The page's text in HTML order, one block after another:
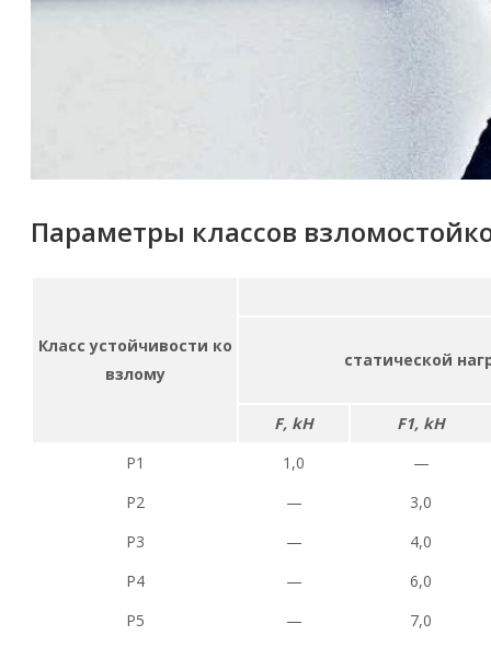
Параметры классов
Класс устойчивости ко
взлому
статической
F, kH
F1, kH
Р1
1,0
—
Р2
—
3,0
Р3
—
4,0
Р4
—
6,0
Р5
—
7,0